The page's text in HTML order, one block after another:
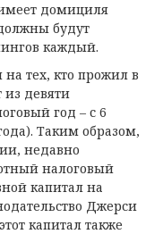
домициля
будут
каждый.
на тех, кто прожил в
девяти
год – с 6
Таким образом,
недавно
налоговый
капитал на
Джерси
капитал также